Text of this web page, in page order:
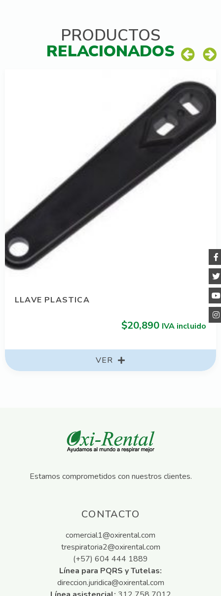
PRODUCTOS
RELACIONADOS
LLAVE PLASTICA
$20,890 IVA incluido
VER
Estamos comprometidos con nuestros clientes.
CONTACTO
comercial1@oxirental.com
trespiratoria2@oxirental.com
(+57) 604 444 1889
Línea para PQRS y Tutelas:
direccion.juridica@oxirental.com